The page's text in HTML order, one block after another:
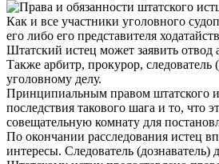
Как и все участники уголовного
его либо его представителя
Штатский истец может заявить отвод
Также арбитр, прокурор, следователь
уголовному делу.
Принципиальным правом штатского
последствия такового шага и то, что
совещательную комнату для
По окончании расследования истец
интересы. Следователь